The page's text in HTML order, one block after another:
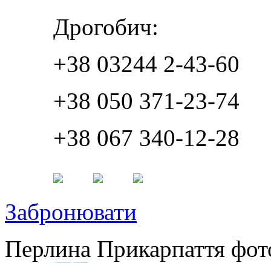
Дрогобич:
+38 03244 2-43-60
+38 050 371-23-74
+38 067 340-12-28
Забронювати
Перлина Прикарпаття